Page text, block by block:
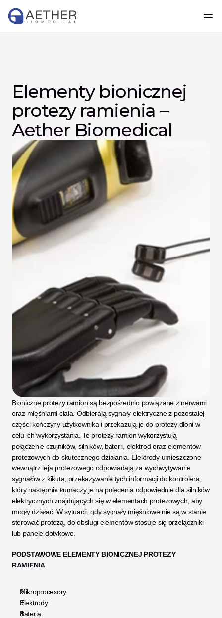
Elementy bionicznej
protezy ramienia –
Aether Biomedical
Bioniczne protezy ramion są bezpośrednio powiązane z nerwami
oraz mięśniami ciała. Odbierają sygnały elektryczne z pozostałej
części kończyny użytkownika i przekazują je do protezy dłoni w
celu ich wykorzystania. Te protezy ramion wykorzystują
połączenie czujników, silników, baterii, elektrod oraz elementów
protezowych do skutecznego działania. Elektrody umieszczone
wewnątrz leja protezowego odpowiadają za wychwytywanie
sygnałów z kikuta, przekazywanie tych informacji do kontrolera,
który następnie tłumaczy je na polecenia odpowiednie dla silników
elektrycznych znajdujących się w elementach protezowych, aby
mogły działać. W sytuacji, gdy sygnały mięśniowe nie są w stanie
sterować protezą, do obsługi elementów stosuje się przełączniki
lub panele dotykowe.
PODSTAWOWE ELEMENTY BIONICZNEJ PROTEZY
RAMIENIA
Mikroprocesory
Elektrody
Bateria